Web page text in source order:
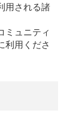
用される諸
ミュニティ
利用くださ